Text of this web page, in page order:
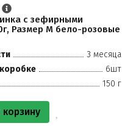
с зефирными
Размер М бело-розовые
3 месяца
6шт
150 г
корзину